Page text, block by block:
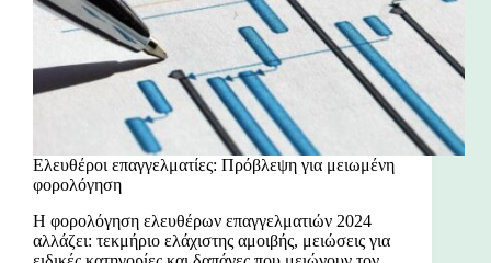
Ελευθέροι επαγγελματίες: Πρόβλεψη για μειωμένη
φορολόγηση
Η φορολόγηση ελευθέρων επαγγελματιών 2024
αλλάζει: τεκμήριο ελάχιστης αμοιβής, μειώσεις για